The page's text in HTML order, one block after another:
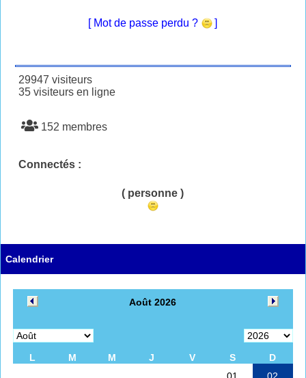
[ Mot de passe perdu ? ]
29947 visiteurs
35 visiteurs en ligne
152 membres
Connectés :
( personne )
Calendrier